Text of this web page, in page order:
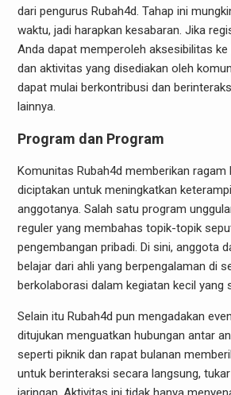
dari pengurus Rubah4d. Tahap ini
waktu, jadi harapkan kesabaran. Jika
Anda dapat memperoleh aksesibilitas
dan aktivitas yang disediakan oleh
dapat mulai berkontribusi dan
lainnya.
Program dan Program
Komunitas Rubah4d memberikan ragam
diciptakan untuk meningkatkan
anggotanya. Salah satu program
reguler yang membahas topik-topik
pengembangan pribadi. Di sini, anggota
belajar dari ahli yang berpengalaman di
berkolaborasi dalam kegiatan kecil yang
Selain itu Rubah4d pun mengadakan
ditujukan menguatkan hubungan antar
seperti piknik dan rapat bulanan
untuk berinteraksi secara langsung,